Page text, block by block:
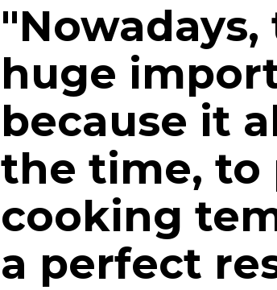
huge
because it
the time, to
cooking
a perfect